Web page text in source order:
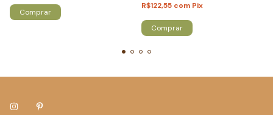
Comprar
R$122,55 com Pix
Comprar